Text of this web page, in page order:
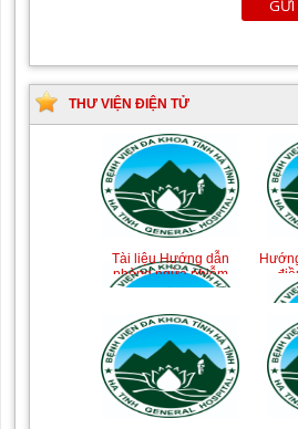
THƯ VIỆN ĐIỆN TỬ
Tài liệu Hướng dẫn
phòng ngừa nhiễm
khuẩn vết mổ